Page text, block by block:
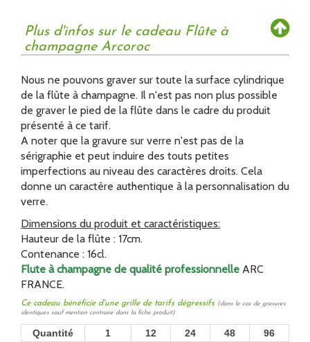
Plus d'infos sur le cadeau Flûte à
champagne Arcoroc
Nous ne pouvons graver sur toute la surface cylindrique
de la flûte à champagne. Il n'est pas non plus possible
de graver le pied de la flûte dans le cadre du produit
présenté à ce tarif.
A noter que la gravure sur verre n'est pas de la
sérigraphie et peut induire des touts petites
imperfections au niveau des caractères droits. Cela
donne un caractère authentique à la personnalisation du
verre.
Dimensions du produit et caractéristiques:
Hauteur de la flûte : 17cm.
Contenance : 16cl.
Flute à champagne de qualité professionnelle ARC
FRANCE.
Ce cadeau bénéficie d'une grille de tarifs dégressifs (dans le cas de gravures
identiques sauf mention contraire dans la fiche produit)
Quantité 1 12 24 48
96